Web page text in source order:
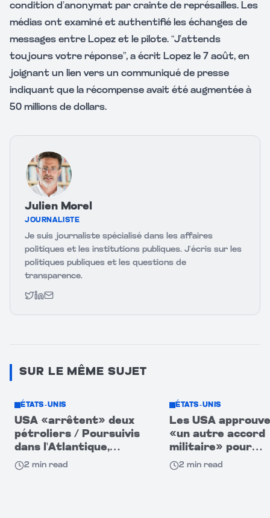
condition d’anonymat par crainte de représailles. Les
médias ont examiné et authentifié les échanges de
messages entre Lopez et le pilote. “J’attends
toujours votre réponse”, a écrit Lopez le 7 août, en
joignant un lien vers un communiqué de presse
indiquant que la récompense avait été augmentée à
50 millions de dollars.
Julien Morel
JOURNALISTE
Je suis journaliste spécialisé dans les affaires
politiques et les institutions publiques. J’écris sur les
politiques publiques et les questions de
transparence.
SUR LE MÊME SUJET
ÉTATS-UNIS
USA «arrêtent» deux
pétroliers / Poursuivis
dans l'Atlantique,
partie d'une flotte
fantôme
2 min read
ÉTATS-UNIS
Les USA
«un autre accord
militaire» pour
l'Arabie saoudite
milliard $
2 min read